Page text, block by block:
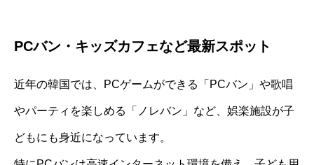
PCバン・キッズカフェなど最新スポット
近年の韓国では、PCゲームができる「PCバン」や歌唱
やパーティを楽しめる「ノレバン」など、娯楽施設が子
どもにも身近になっています。